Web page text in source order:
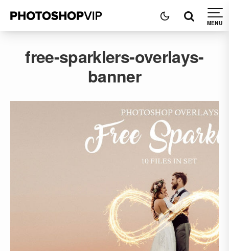
free-sparklers-overlays-
banner